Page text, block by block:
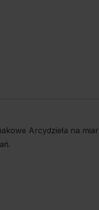
Arcydzieła na